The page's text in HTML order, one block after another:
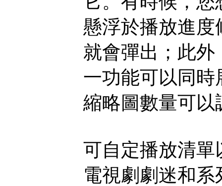
懸浮於播放進
就會彈出；此
一功能可以同
縮略圖數量可以
可自定播放清
電視劇劇迷和